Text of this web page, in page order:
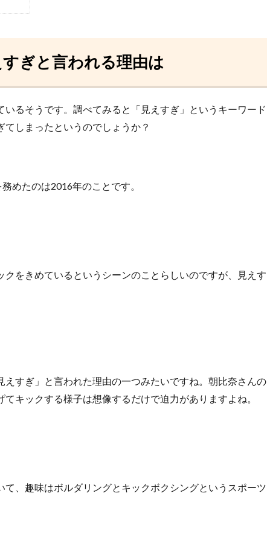
ぎと言われる理由は
るそうです。調べてみると「見えすぎ」というキーワード
しまったというのでしょうか？
めたのは2016年のことです。
をきめているというシーンのことらしいのですが、見えす
すぎ」と言われた理由の一つみたいですね。朝比奈さんの
キックする様子は想像するだけで迫力がありますよね。
、趣味はボルダリングとキックボクシングというスポーツ